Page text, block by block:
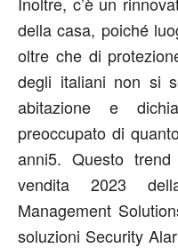
della casa, poiché
oltre che di
degli italiani non si
abitazione e
preoccupato di
anni5. Questo
vendita 2023
Management
soluzioni Security